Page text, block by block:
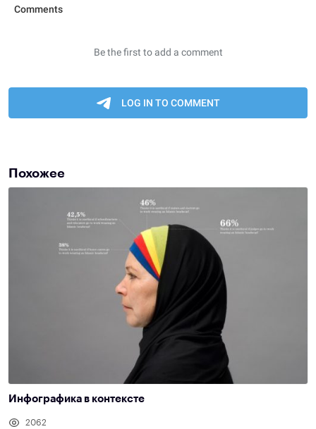
Похожее
Инфографика в контексте
2062